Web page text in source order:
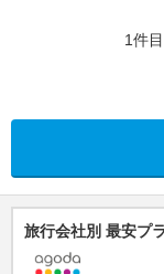
1件
旅行会社別 最安プ